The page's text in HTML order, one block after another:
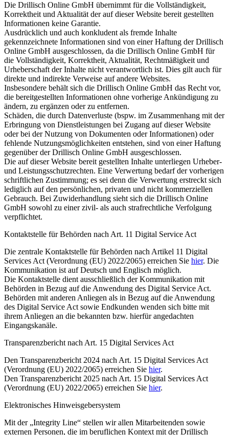
Die Drillisch Online GmbH übernimmt für die Vollständigkeit,
Korrektheit und Aktualität der auf dieser Website bereit gestellten
Informationen keine Garantie.
Ausdrücklich und auch konkludent als fremde Inhalte
gekennzeichnete Informationen sind von einer Haftung der Drillisch
Online GmbH ausgeschlossen, da die Drillisch Online GmbH für
die Vollständigkeit, Korrektheit, Aktualität, Rechtmäßigkeit und
Urheberschaft der Inhalte nicht verantwortlich ist. Dies gilt auch für
direkte und indirekte Verweise auf andere Websites.
Insbesondere behält sich die Drillisch Online GmbH das Recht vor,
die bereitgestellten Informationen ohne vorherige Ankündigung zu
ändern, zu ergänzen oder zu entfernen.
Schäden, die durch Datenverluste (bspw. im Zusammenhang mit der
Erbringung von Dienstleistungen bei Zugang auf dieser Website
oder bei der Nutzung von Dokumenten oder Informationen) oder
fehlende Nutzungsmöglichkeiten entstehen, sind von einer Haftung
gegenüber der Drillisch Online GmbH ausgeschlossen.
Die auf dieser Website bereit gestellten Inhalte unterliegen Urheber-
und Leistungsschutzrechten. Eine Verwertung bedarf der vorherigen
schriftlichen Zustimmung; es sei denn die Verwertung erstreckt sich
lediglich auf den persönlichen, privaten und nicht kommerziellen
Gebrauch. Bei Zuwiderhandlung sieht sich die Drillisch Online
GmbH sowohl zu einer zivil- als auch strafrechtliche Verfolgung
verpflichtet.
Kontaktstelle für Behörden nach Art. 11 Digital Service Act
Die zentrale Kontaktstelle für Behörden nach Artikel 11 Digital
Services Act (Verordnung (EU) 2022/2065) erreichen Sie hier. Die
Kommunikation ist auf Deutsch und Englisch möglich.
Die Kontaktstelle dient ausschließlich der Kommunikation mit
Behörden in Bezug auf die Anwendung des Digital Service Act.
Behörden mit anderen Anliegen als in Bezug auf die Anwendung
des Digital Service Act sowie Endkunden wenden sich bitte mit
ihrem Anliegen an die bekannten bzw. hierfür angedachten
Eingangskanäle.
Transparenzbericht nach Art. 15 Digital Services Act
Den Transparenzbericht 2024 nach Art. 15 Digital Services Act
(Verordnung (EU) 2022/2065) erreichen Sie hier.
Den Transparenzbericht 2025 nach Art. 15 Digital Services Act
(Verordnung (EU) 2022/2065) erreichen Sie hier.
Elektronisches Hinweisgebersystem
Mit der „Integrity Line“ stellen wir allen Mitarbeitenden sowie
externen Personen, die im beruflichen Kontext mit der Drillisch